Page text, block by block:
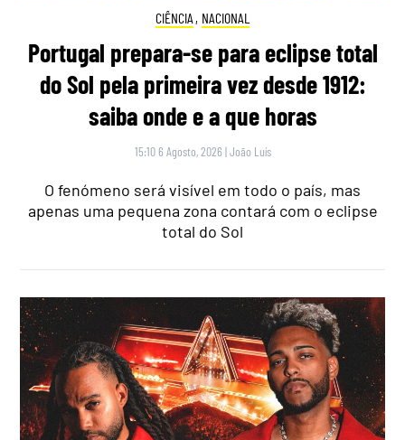
CIÊNCIA , NACIONAL
Portugal prepara-se para eclipse total
do Sol pela primeira vez desde 1912:
saiba onde e a que horas
15:10 6 Agosto, 2026 |João Luís
O fenómeno será visível em todo o país, mas
apenas uma pequena zona contará com o eclipse
total do Sol